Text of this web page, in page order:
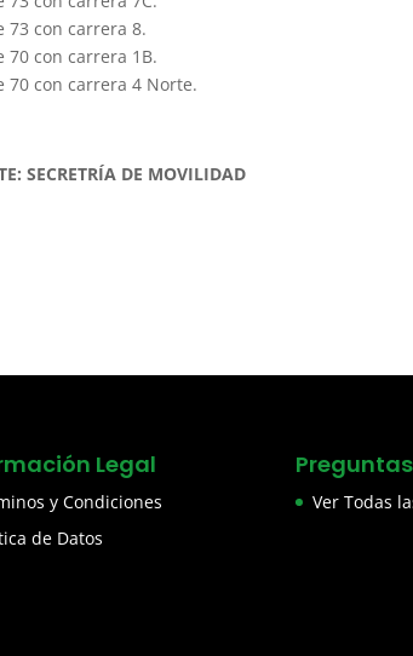
73 con carrera 8.
70 con carrera 1B.
70 con carrera 4 Norte.
SECRETRÍA DE MOVILIDAD
Legal
y Condiciones
de Datos
Ver Todas